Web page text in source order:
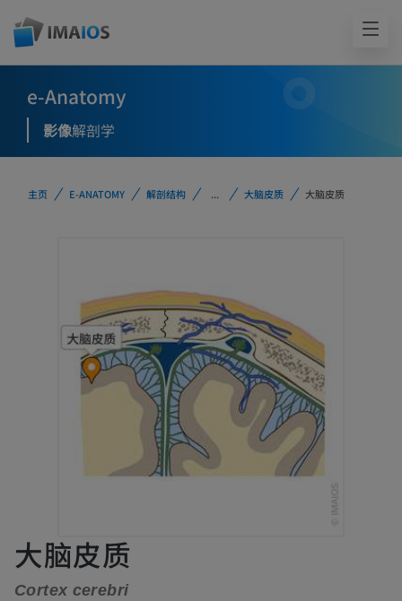
e-Anatomy
影像解剖学
主页 E-ANATOMY 解剖结构 ... 大脑皮质 大脑皮质
大脑皮质
Cortex cerebri